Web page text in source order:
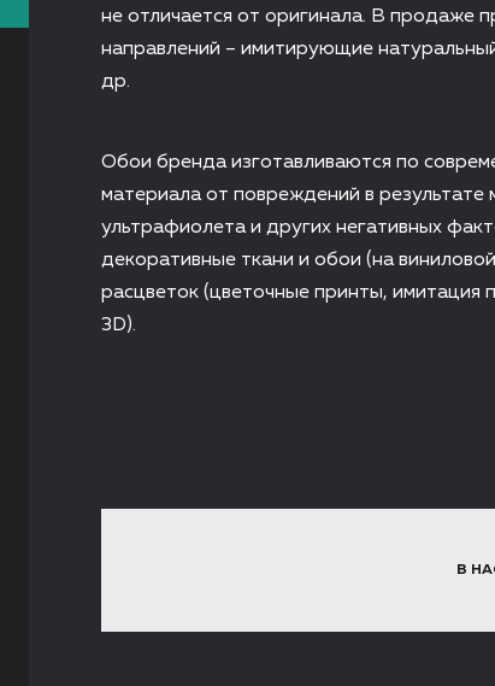
не отличается от оригинала. В продаже
направлений – имитирующие
др.
Обои бренда изготавливаются по
материала от повреждений в
ультрафиолета и других негативных
декоративные ткани и обои (на
расцветок (цветочные принты,
3D).
В